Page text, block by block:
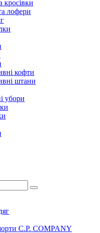
кросівки
лофери
кофти
штани
убори
C.P. COMPANY